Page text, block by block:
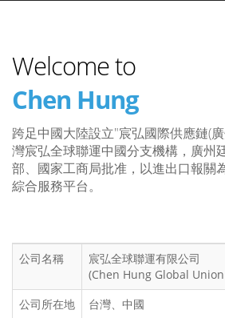
Welcome to
Chen Hung
宸弘全球運聯有限公
Chen Hung
跨足中國大陸設立"宸弘國際供應鏈(
灣宸弘全球聯運中國分支機構，廣州
部、國家工商局批准，以進出口報關
綜合服務平台。
公司名稱
宸弘全球聯運有限公司
(Chen Hung Global
公司所在地
台灣、中國